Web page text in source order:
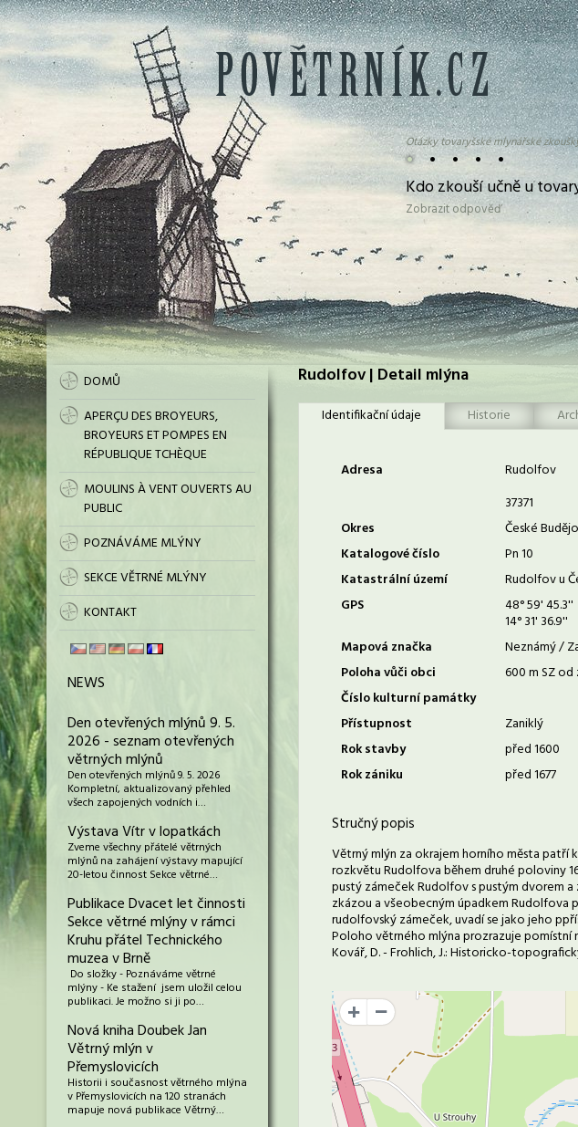
• • • • •
Otázky tovaryšské mlynářské
Kdo zkouší učně u
Zobrazit odpověď
DOMŮ
APERÇU DES BROYEURS,
BROYEURS ET POMPES EN
RÉPUBLIQUE TCHÈQUE
MOULINS À VENT OUVERTS AU
PUBLIC
POZNÁVÁME MLÝNY
SEKCE VĚTRNÉ MLÝNY
KONTAKT
NEWS
Den otevřených mlýnů 9. 5.
2026 - seznam otevřených
větrných mlýnů
Den otevřených mlýnů 9. 5. 2026
Kompletní, aktualizovaný přehled
všech zapojených vodních i…
Výstava Vítr v lopatkách
Zveme všechny přátelé větrných
mlýnů na zahájení výstavy mapující
20-letou činnost Sekce větrné…
Publikace Dvacet let činnosti
Sekce větrné mlýny v rámci
Kruhu přátel Technického
muzea v Brně
Do složky - Poznáváme větrné
mlýny - Ke stažení jsem uložil celou
publikaci. Je možno si ji po…
Nová kniha Doubek Jan
Větrný mlýn v
Přemyslovicích
Historii i současnost větrného mlýna
v Přemyslovicích na 120 stranách
mapuje nová publikace Větrný…
Rudolfov | Detail mlýna
Identifikační údaje
Historie
Adresa
Rudolfov
37371
Okres
České
Katalogové číslo
Pn 10
Katastrální území
Rudolfov u
GPS
48° 59' 45.3''
14° 31' 36.9''
Mapová značka
Neznámý /
Poloha vůči obci
600 m SZ od
Číslo kulturní památky
Přístupnost
Zaniklý
Rok stavby
před 1600
Rok zániku
před 1677
Stručný popis
Větrný mlýn za okrajem horního města patří
rozkvětu Rudolfova během druhé poloviny
pustý zámeček Rudolfov s pustým dvorem
zkázou a všeobecným úpadkem Rudolfova
rudolfovský zámeček, uvadí se jako jeho
Poloho větrného mlýna prozrazuje pomístní
Kovář, D. - Frohlich, J.: Historicko-
+